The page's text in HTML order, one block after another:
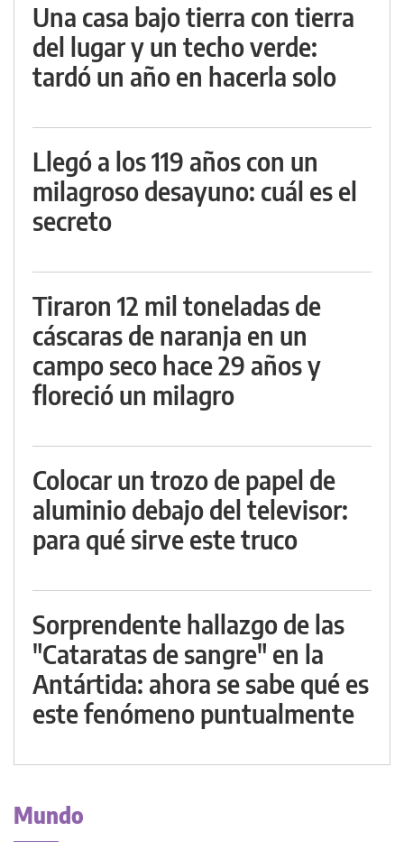
Una casa bajo tierra con tierra
del lugar y un techo verde:
tardó un año en hacerla solo
Llegó a los 119 años con un
milagroso desayuno: cuál es el
secreto
Tiraron 12 mil toneladas de
cáscaras de naranja en un
campo seco hace 29 años y
floreció un milagro
Colocar un trozo de papel de
aluminio debajo del televisor:
para qué sirve este truco
Sorprendente hallazgo de las
"Cataratas de sangre" en la
Antártida: ahora se sabe qué es
este fenómeno puntualmente
Mundo